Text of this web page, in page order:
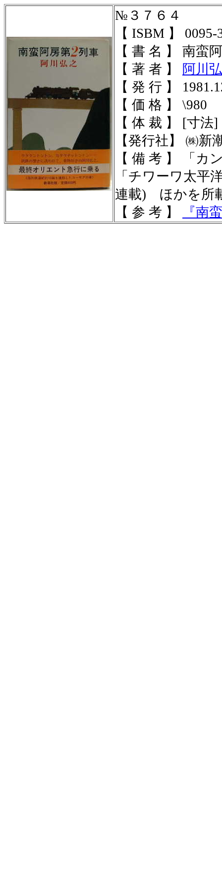
№３７６４
【 ISBM 】
【 書 名 】 南蛮
【 著 者 】 阿川
【 発 行 】
【 価 格 】 \980
【 体 裁 】 [寸
【発行社】 ㈱新
【 備 考 】 「カ
「チワーワ太平
連載) ほかを所
【 参 考 】
『南